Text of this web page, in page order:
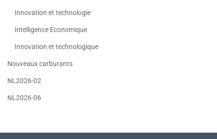
Innovation et technologie
Intelligence Economique
Innovation et technologique
Nouveaux carburants
NL2026-02
NL2026-06